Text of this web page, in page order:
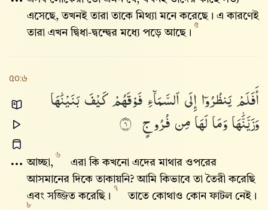
এসেছে, তখনই তারা তাকে মিথ্যা মনে করেছে। এ কারণেই
তারা এখন দ্বিধা-দ্বন্দ্বের মধ্যে পড়ে আছে।
৫
৫০:৬
أَفَلَمْيَنظُرُوٓا۟إِلَىٱلسَّمَآءِفَوْقَهُمْكَيْفَبَنَيْنَٰهَا
وَزَيَّنَّٰهَاوَمَالَهَامِنفُرُوجٍ ٦
আচ্ছা,
৬
এরা কি কখনো এদের মাথার ওপরের
আসমানের দিকে তাকায়নি? আমি কিভাবে তা তৈরী করেছি
এবং সজ্জিত করেছি।
৭
তাতে কোথাও কোন ফাটল নেই।
৮